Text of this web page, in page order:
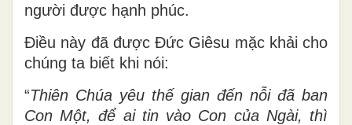
người được hạnh phúc.
Điều này đã được Đức Giêsu mặc khải cho
chúng ta biết khi nói:
“Thiên Chúa yêu thế gian đến nỗi đã ban
Con Một, để ai tin vào Con của Ngài, thì